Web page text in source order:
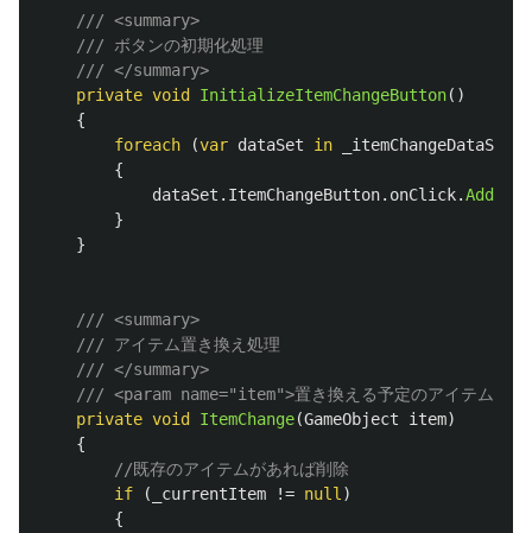
/// <summary>
/// ボタンの初期化処理
/// </summary>
private void InitializeItemChangeButton()
{
foreach
(var dataSet in
{
dataSet . ItemChangeButton. onClick.
}
}
/// <summary>
/// アイテム置き換え処理
/// </summary>
/// <param name="item">置き換える予定のアイテム</
private void ItemChange(GameObject item)
{
//既存のアイテムがあれば削除
if
( _currentItem != null)
{